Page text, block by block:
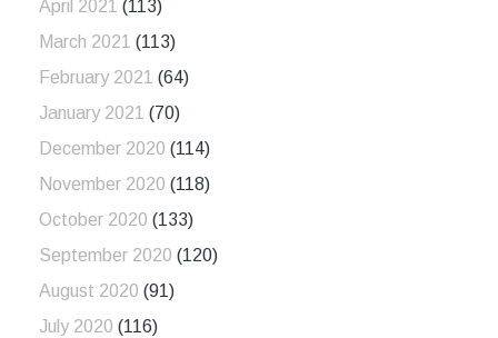
April 2021 (113)
March 2021 (113)
February 2021 (64)
January 2021 (70)
December 2020 (114)
November 2020 (118)
October 2020 (133)
September 2020 (120)
August 2020 (91)
July 2020 (116)